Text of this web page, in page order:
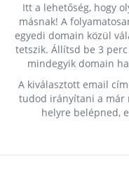
Itt a lehetőség, hogy
másnak! A
egyedi domain közül
tetszik. Állítsd be 3
mindegyik domain
A kiválasztott email
tudod irányítani a már
helyre belépned,